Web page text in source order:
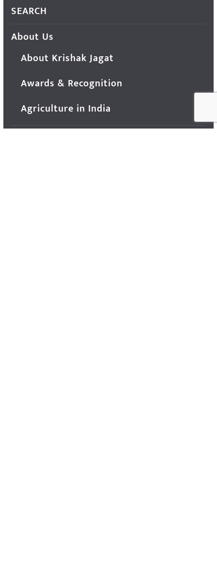
SEARCH
About Us
About Krishak Jagat
Awards & Recognition
Agriculture in India